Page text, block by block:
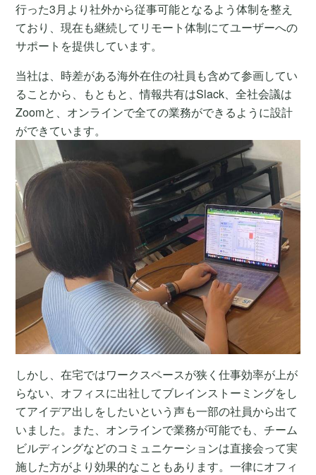
行った3月より社外から従事可能となるよう体制を整え
ており、現在も継続してリモート体制にてユーザーへの
サポートを提供しています。
当社は、時差がある海外在住の社員も含めて参画してい
ることから、もともと、情報共有はSlack、全社会議は
Zoomと、オンラインで全ての業務ができるように設計
ができています。
しかし、在宅ではワークスペースが狭く仕事効率が上が
らない、オフィスに出社してブレインストーミングをし
てアイデア出しをしたいという声も一部の社員から出て
いました。また、オンラインで業務が可能でも、チーム
ビルディングなどのコミュニケーションは直接会って実
施した方がより効果的なこともあります。一律にオフィ